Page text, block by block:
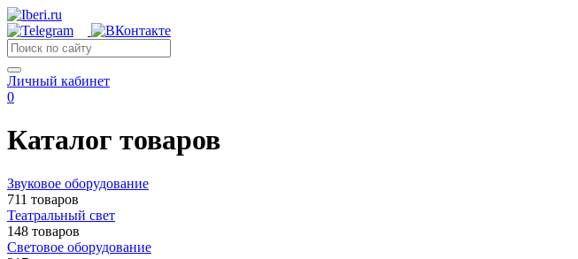
Личный кабинет
0
Каталог товаров
Звуковое оборудование
711 товаров
Театральный свет
148 товаров
Световое оборудование